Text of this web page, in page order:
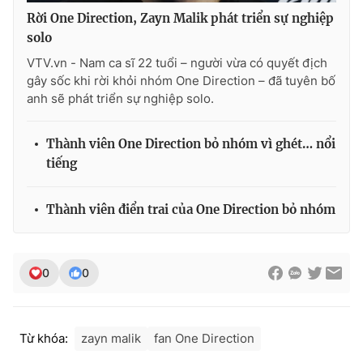
THỜI BÁO VTV
Theo dõi báo trên
Cơ quan chủ quản:
Đài Truyền hình Việt Nam
cấp ngày 29/12/2023
024.38 355 931 - 024.38 355 932
Rời One Direction, Zayn Malik phát triển sự nghiệp
solo
VTV.vn - Nam ca sĩ 22 tuổi – người vừa có quyết địch
gây sốc khi rời khỏi nhóm One Direction – đã tuyên bố
anh sẽ phát triển sự nghiệp solo.
Thành viên One Direction bỏ nhóm vì ghét… nổi
tiếng
Thành viên điển trai của One Direction bỏ nhóm
0 0
Từ khóa: zayn malik fan One Direction